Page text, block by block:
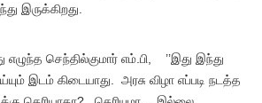
இருக்கிறது.
செந்தில்குமார் எம்.பி, ’’இது இந்து
இடம் கிடையாது. அரசு விழா எப்படி நடத்த